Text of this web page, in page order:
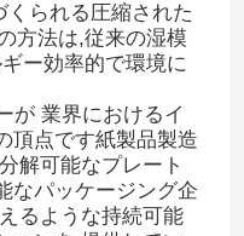
くられる圧縮された
方法は,従来の湿模
ー効率的で環境に
が 業界におけるイ
頂点です紙製品製造
解可能なプレート
なパッケージング企
るような持続可能